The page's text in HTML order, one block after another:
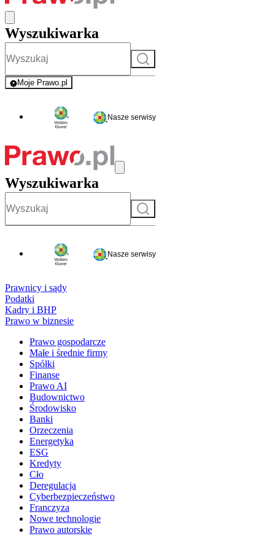
Wyszukiwarka
Szukaj
Moje Prawo.pl
- rejestracja i logowanie do serwisu
Nasze serwisy
Wyszukiwarka
Szukaj
Nasze serwisy
Prawnicy i sądy
Podatki
Kadry i BHP
Prawo w biznesie
Prawo gospodarcze
Małe i średnie firmy
Spółki
Finanse
Prawo AI
Budownictwo
Środowisko
Banki
Orzeczenia
Energetyka
ESG
Kredyty
Cło
Deregulacja
Cyberbezpieczeństwo
Franczyza
Nowe technologie
Prawo autorskie